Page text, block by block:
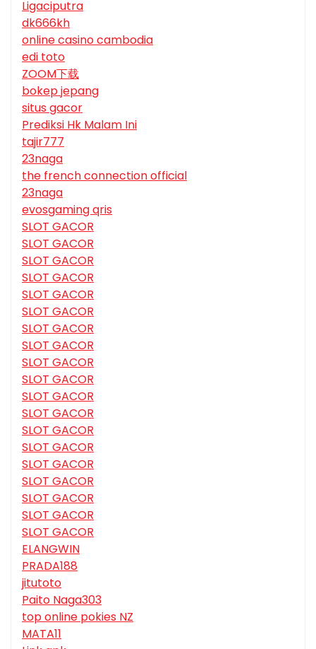
Ligaciputra
dk666kh
online casino cambodia
edi toto
ZOOM下载
bokep jepang
situs gacor
Prediksi Hk Malam Ini
tajir777
23naga
the french connection official
23naga
evosgaming qris
SLOT GACOR
SLOT GACOR
SLOT GACOR
SLOT GACOR
SLOT GACOR
SLOT GACOR
SLOT GACOR
SLOT GACOR
SLOT GACOR
SLOT GACOR
SLOT GACOR
SLOT GACOR
SLOT GACOR
SLOT GACOR
SLOT GACOR
SLOT GACOR
SLOT GACOR
SLOT GACOR
SLOT GACOR
ELANGWIN
PRADA188
jitutoto
Paito Naga303
top online pokies NZ
MATA11